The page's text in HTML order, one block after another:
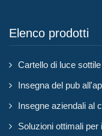
Elenco prodotti
Cartello di luce sottile
Insegna del pub
Insegne aziendali al
Soluzioni ottimali per